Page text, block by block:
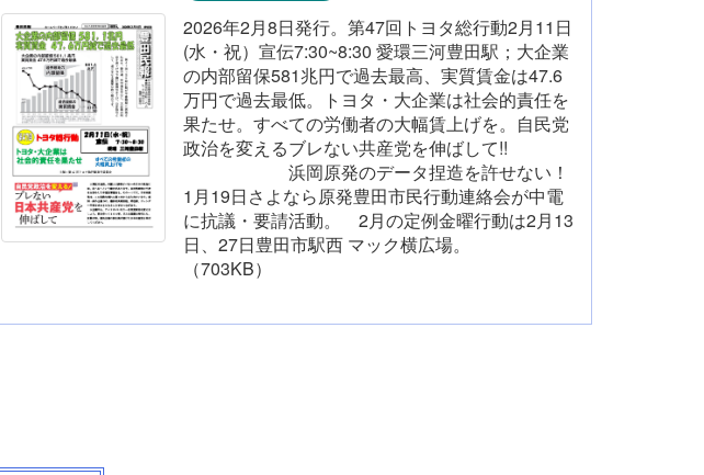
2026年2月8日発行。第47回トヨタ総行動2月11日
(水・祝）宣伝7:30~8:30 愛環三河豊田駅；大企業
の内部留保581兆円で過去最高、実質賃金は47.6
万円で過去最低。トヨタ・大企業は社会的責任を
果たせ。すべての労働者の大幅賃上げを。自民党
政治を変えるブレない共産党を伸ばして!!
浜岡原発のデータ捏造を許せない！
1月19日さよなら原発豊田市民行動連絡会が中電
に抗議・要請活動。 2月の定例金曜行動は2月13
日、27日豊田市駅西 マック横広場。
（703KB）